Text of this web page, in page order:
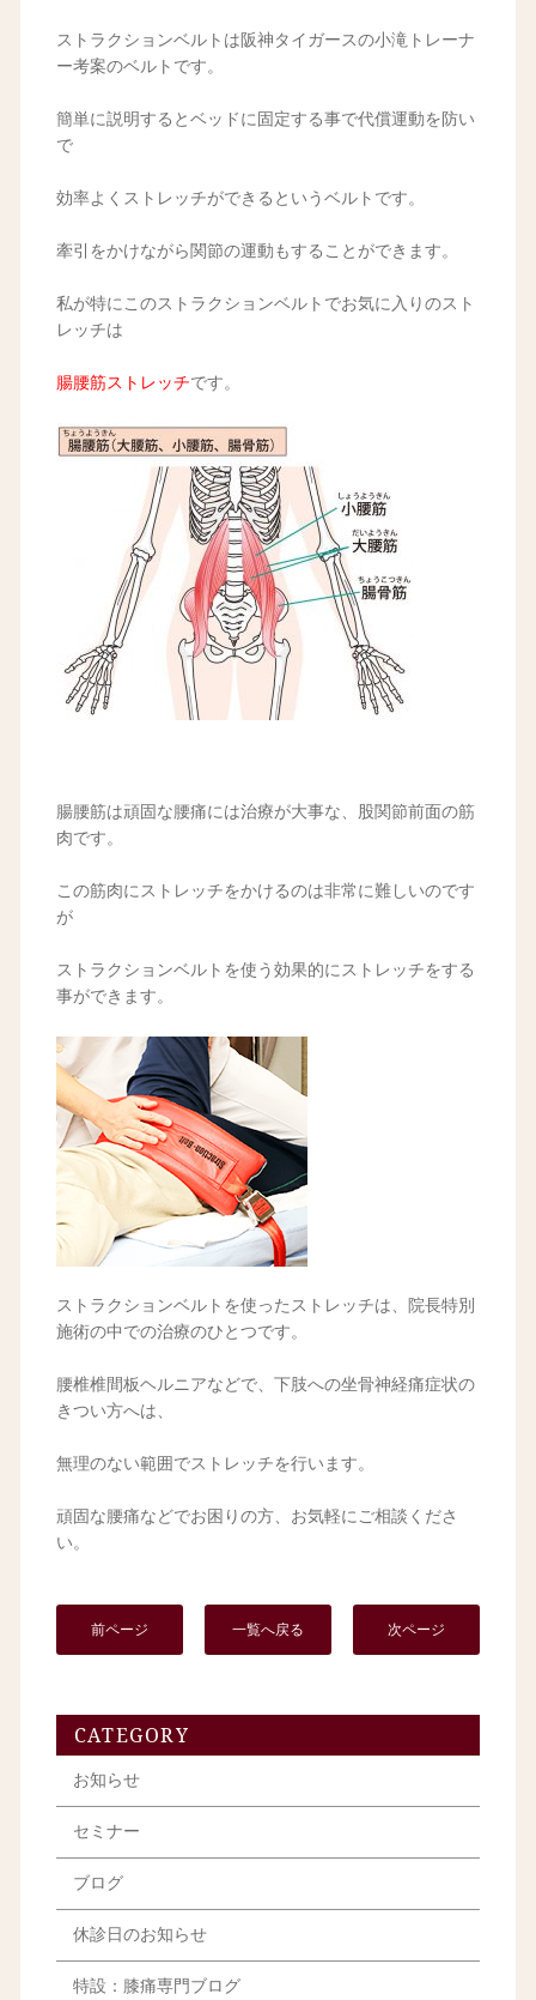
ストラクションベルトは阪神タイガースの小滝トレーナ
ー考案のベルトです。
簡単に説明するとベッドに固定する事で代償運動を防い
で
効率よくストレッチができるというベルトです。
牽引をかけながら関節の運動もすることができます。
私が特にこのストラクションベルトでお気に入りのスト
レッチは
腸腰筋ストレッチです。
腸腰筋は頑固な腰痛には治療が大事な、股関節前面の筋
肉です。
この筋肉にストレッチをかけるのは非常に難しいのです
が
ストラクションベルトを使う効果的にストレッチをする
事ができます。
ストラクションベルトを使ったストレッチは、院長特別
施術の中での治療のひとつです。
腰椎椎間板ヘルニアなどで、下肢への坐骨神経痛症状の
きつい方へは、
無理のない範囲でストレッチを行います。
頑固な腰痛などでお困りの方、お気軽にご相談くださ
い。
前ページ 一覧へ戻る 次ページ
CATEGORY
お知らせ
セミナー
ブログ
休診日のお知らせ
特設：膝痛専門ブログ